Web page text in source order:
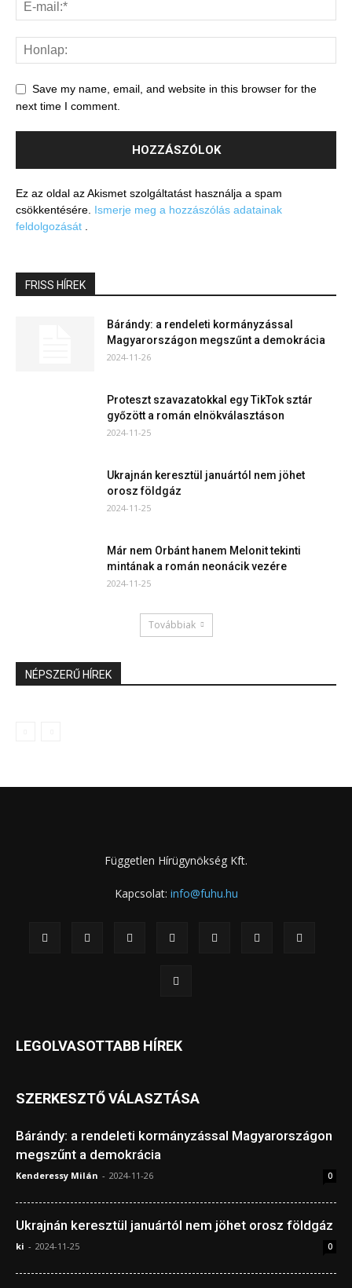
Save my name, email, and website in this browser for the
next time I comment.
Ez az oldal az Akismet szolgáltatást használja a spam
csökkentésére. Ismerje meg a hozzászólás adatainak
feldolgozását
FRISS HÍREK
Bárándy: a rendeleti kormányzással
Magyarországon megszűnt a demokrácia
2024-11-26
Proteszt szavazatokkal egy TikTok sztár
győzött a román elnökválasztáson
2024-11-25
Ukrajnán keresztül januártól nem jöhet
orosz földgáz
2024-11-25
Már nem Orbánt hanem Melonit tekinti
mintának a román neonácik vezére
2024-11-25
Továbbiak
NÉPSZERŰ HÍREK
Független Hírügynökség Kft.
Kapcsolat: info@fuhu.hu
LEGOLVASOTTABB HÍREK
SZERKESZTŐ VÁLASZTÁSA
Bárándy: a rendeleti kormányzással Magyarországon
megszűnt a demokrácia
Kenderessy Milán - 2024-11-26 0
Ukrajnán keresztül januártól nem jöhet orosz földgáz
ki - 2024-11-25 0